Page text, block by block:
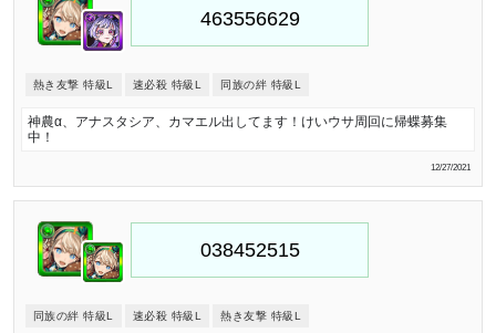
熱き友撃 特級L 速必殺 特級L 同族の絆 特級L
神農α、アナスタシア、カマエル出してます！けいウサ周回に帰蝶募集
中！
12/27/2021
同族の絆 特級L 速必殺 特級L 熱き友撃 特級L